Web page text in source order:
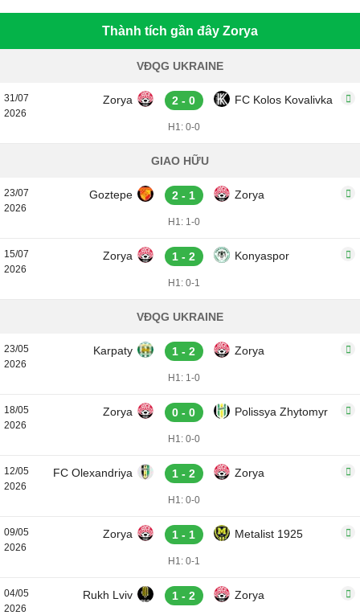
Thành tích gần đây Zorya
VĐQG UKRAINE
31/07
2026
Zorya 2 - 0 FC Kolos Kovalivka
H1: 0-0
GIAO HỮU
23/07
2026
Goztepe 2 - 1 Zorya
H1: 1-0
15/07
2026
Zorya 1 - 2 Konyaspor
H1: 0-1
VĐQG UKRAINE
23/05
2026
Karpaty 1 - 2 Zorya
H1: 1-0
18/05
2026
Zorya 0 - 0 Polissya Zhytomyr
H1: 0-0
12/05
2026
FC Olexandriya 1 - 2 Zorya
H1: 0-0
09/05
2026
Zorya 1 - 1 Metalist 1925
H1: 0-1
04/05
2026
Rukh Lviv 1 - 2 Zorya